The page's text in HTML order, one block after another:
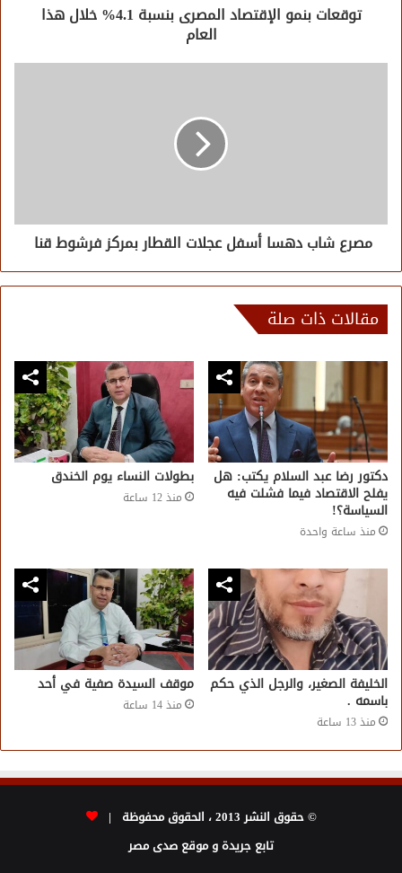
توقعات بنمو الإقتصاد المصرى بنسبة 4.1% خلال هذا
العام
مصرع شاب دهسا أسفل عجلات القطار بمركز فرشوط قنا
مقالات ذات صلة
دكتور رضا عبد السلام يكتب: هل
يفلح الاقتصاد فيما فشلت فيه
السياسة؟!
منذ ساعة واحدة
بطولات النساء يوم الخندق
منذ 12 ساعة
الخليفة الصغير، والرجل الذي حكم
باسمه .
منذ 13 ساعة
موقف السيدة صفية في أحد
منذ 14 ساعة
© حقوق النشر 2013 ، الحقوق محفوظة |
تابع جريدة و موقع صدى مصر